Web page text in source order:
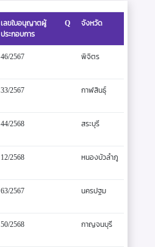
เลขใบอนุญาตผู้
ประกอบการ
Q จังหวัด
46/2567 พิจิตร
33/2567 กาฬสินธุ์
44/2568 สระบุรี
12/2568 หนองบัวลำภู
63/2567 นครปฐม
50/2568 กาญจนบุรี